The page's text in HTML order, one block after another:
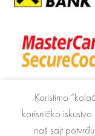
Koristimo
korisničko
naš sajt